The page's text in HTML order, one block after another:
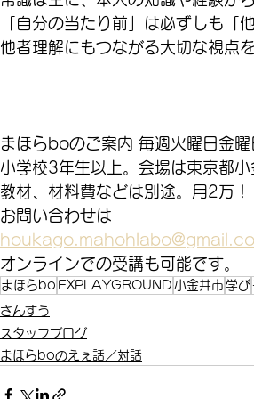
「自分の当たり前」は必ずしも「
他者理解にもつながる大切な視点
まほらboのご案内 毎週火曜日金曜
小学校3年生以上。会場は東京都小
教材、材料費などは別途。月2万！
お問い合わせは
オンラインでの受講も可能です。
まほらbo EXPLAYGROUND 小金井市 学び
さんすう
スタッフブログ
まほらboのえぇ話／対話